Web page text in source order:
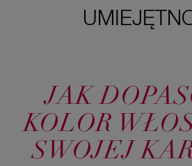
JAK
KOLOR
SWOJEJ